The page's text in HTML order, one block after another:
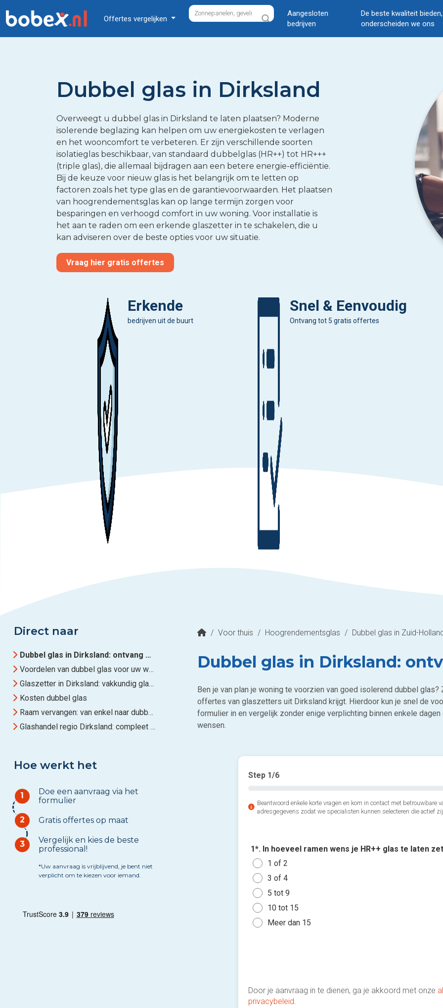
Offertes vergelijken
Aangesloten
bedrijven
De beste kwaliteit
onderscheiden we ons
Dubbel glas in Dirksland
Overweegt u dubbel glas in Dirksland te laten plaatsen? Moderne
isolerende beglazing kan helpen om uw energiekosten te verlagen
en het wooncomfort te verbeteren. Er zijn verschillende soorten
isolatieglas beschikbaar, van standaard dubbelglas (HR++) tot HR+++
(triple glas), die allemaal bijdragen aan een betere energie-efficiëntie.
Bij de keuze voor nieuw glas is het belangrijk om te letten op
factoren zoals het type glas en de garantievoorwaarden. Het plaatsen
van hoogrendementsglas kan op lange termijn zorgen voor
besparingen en verhoogd comfort in uw woning. Voor installatie is
het aan te raden om een erkende glaszetter in te schakelen, die u
kan adviseren over de beste opties voor uw situatie.
Vraag hier gratis offertes
Erkende
bedrijven uit de buurt
Snel & Eenvoudig
Ontvang tot 5 gratis offertes
Direct naar
Dubbel glas in Dirksland: ontvang gratis offertes
Voordelen van dubbel glas voor uw woning
Glaszetter in Dirksland: vakkundig glas plaatsen
Kosten dubbel glas
Raam vervangen: van enkel naar dubbel glas
Glashandel regio Dirksland: compleet aanbod op maat
Hoe werkt het
1
Doe een aanvraag via het
formulier
2 Gratis offertes op maat
3
Vergelijk en kies de beste
professional!
*Uw aanvraag is vrijblijvend, je bent niet
verplicht om te kiezen voor iemand.
/ Voor thuis / Hoogrendementsglas / Dubbel glas in Zuid-
Dubbel glas in Dirksland:
Ben je van plan je woning te voorzien van goed isolerend dubbel
offertes van glaszetters uit Dirksland krijgt. Hierdoor kun je snel de
formulier in en vergelijk zonder enige verplichting binnen enkele
wensen.
Step 1/6
Beantwoord enkele korte vragen en kom in contact met betrouwbare
adresgegevens zodat we specialisten kunnen selecteren die actief
1*. In hoeveel ramen wens je HR++ glas te laten
1 of 2
3 of 4
5 tot 9
10 tot 15
Meer dan 15
Door je aanvraag in te dienen, ga je akkoord met onze
privacybeleid.